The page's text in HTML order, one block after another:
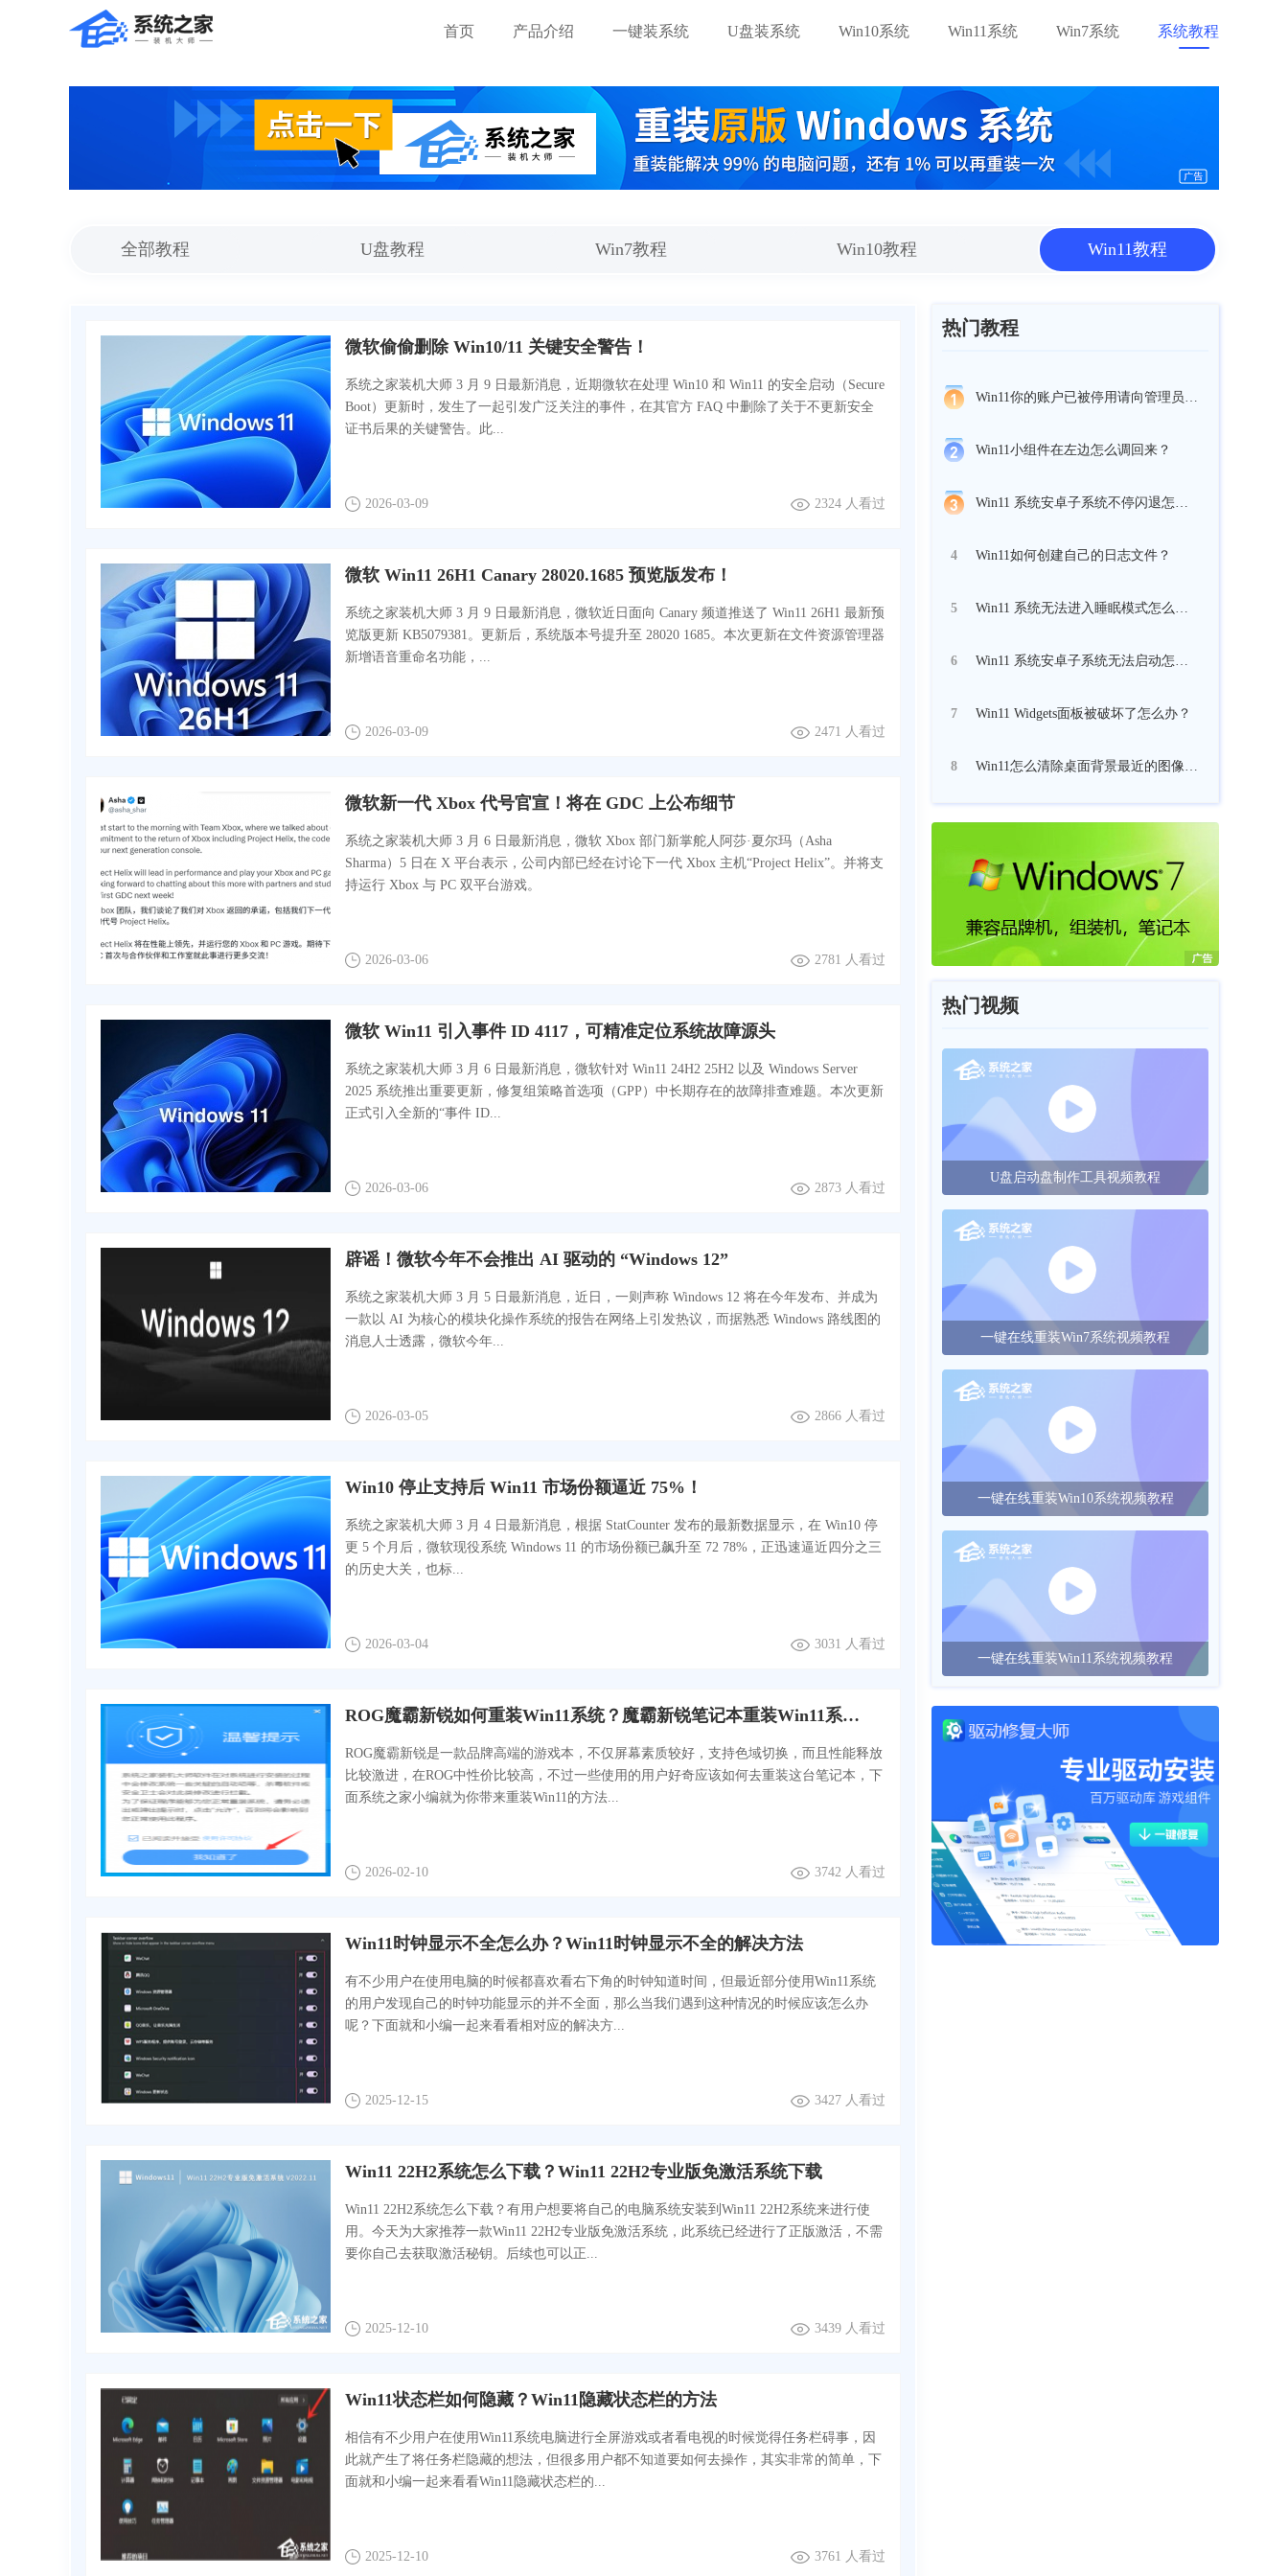
首页 产品介绍 一键装系统 U盘装系统 Win10系统 Win11系统 Win7系统 系统教程
全部教程 U盘教程 Win7教程 Win10教程 Win11教程
微软偷偷删除 Win10/11 关键安全警告！
系统之家装机大师 3 月 9 日最新消息，近期微软在处理 Win10 和 Win11 的安全启动（Secure
Boot）更新时，发生了一起引发广泛关注的事件，在其官方 FAQ 中删除了关于不更新安全
证书后果的关键警告。此...
2026-03-09 2324 人看过
微软 Win11 26H1 Canary 28020.1685 预览版发布！
系统之家装机大师 3 月 9 日最新消息，微软近日面向 Canary 频道推送了 Win11 26H1 最新预
览版更新 KB5079381。更新后，系统版本号提升至 28020 1685。本次更新在文件资源管理器
新增语音重命名功能，...
2026-03-09 2471 人看过
微软新一代 Xbox 代号官宣！将在 GDC 上公布细节
系统之家装机大师 3 月 6 日最新消息，微软 Xbox 部门新掌舵人阿莎·夏尔玛（Asha
Sharma）5 日在 X 平台表示，公司内部已经在讨论下一代 Xbox 主机“Project Helix”。并将支
持运行 Xbox 与 PC 双平台游戏。
2026-03-06 2781 人看过
微软 Win11 引入事件 ID 4117，可精准定位系统故障源头
系统之家装机大师 3 月 6 日最新消息，微软针对 Win11 24H2 25H2 以及 Windows Server
2025 系统推出重要更新，修复组策略首选项（GPP）中长期存在的故障排查难题。本次更新
正式引入全新的“事件 ID...
2026-03-06 2873 人看过
辟谣！微软今年不会推出 AI 驱动的 “Windows 12”
系统之家装机大师 3 月 5 日最新消息，近日，一则声称 Windows 12 将在今年发布、并成为
一款以 AI 为核心的模块化操作系统的报告在网络上引发热议，而据熟悉 Windows 路线图的
消息人士透露，微软今年...
2026-03-05 2866 人看过
Win10 停止支持后 Win11 市场份额逼近 75%！
系统之家装机大师 3 月 4 日最新消息，根据 StatCounter 发布的最新数据显示，在 Win10 停
更 5 个月后，微软现役系统 Windows 11 的市场份额已飙升至 72 78%，正迅速逼近四分之三
的历史大关，也标...
2026-03-04 3031 人看过
ROG魔霸新锐如何重装Win11系统？魔霸新锐笔记本重装Win11系统的方法
ROG魔霸新锐是一款品牌高端的游戏本，不仅屏幕素质较好，支持色域切换，而且性能释放
比较激进，在ROG中性价比较高，不过一些使用的用户好奇应该如何去重装这台笔记本，下
面系统之家小编就为你带来重装Win11的方法...
2026-02-10 3742 人看过
Win11时钟显示不全怎么办？Win11时钟显示不全的解决方法
有不少用户在使用电脑的时候都喜欢看右下角的时钟知道时间，但最近部分使用Win11系统
的用户发现自己的时钟功能显示的并不全面，那么当我们遇到这种情况的时候应该怎么办
呢？下面就和小编一起来看看相对应的解决方...
2025-12-15 3427 人看过
Win11 22H2系统怎么下载？Win11 22H2专业版免激活系统下载
Win11 22H2系统怎么下载？有用户想要将自己的电脑系统安装到Win11 22H2系统来进行使
用。今天为大家推荐一款Win11 22H2专业版免激活系统，此系统已经进行了正版激活，不需
要你自己去获取激活秘钥。后续也可以正...
2025-12-10 3439 人看过
Win11状态栏如何隐藏？Win11隐藏状态栏的方法
相信有不少用户在使用Win11系统电脑进行全屏游戏或者看电视的时候觉得任务栏碍事，因
此就产生了将任务栏隐藏的想法，但很多用户都不知道要如何去操作，其实非常的简单，下
面就和小编一起来看看Win11隐藏状态栏的...
2025-12-10 3761 人看过
热门教程
Win11小组件在左边怎么调回来？
4 Win11如何创建自己的日志文件？
5
6
7 Win11 Widgets面板被破坏了怎么办？
8
热门视频
U盘启动盘制作工具视频教程
一键在线重装Win7系统视频教程
一键在线重装Win10系统视频教程
一键在线重装Win11系统视频教程